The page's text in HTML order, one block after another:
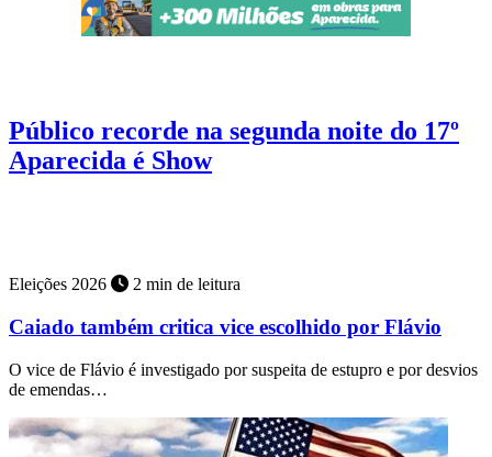
Público recorde na segunda noite do 17º
Aparecida é Show
Eleições 2026 2 min de leitura
Caiado também critica vice escolhido por Flávio
O vice de Flávio é investigado por suspeita de estupro e por desvios
de emendas…